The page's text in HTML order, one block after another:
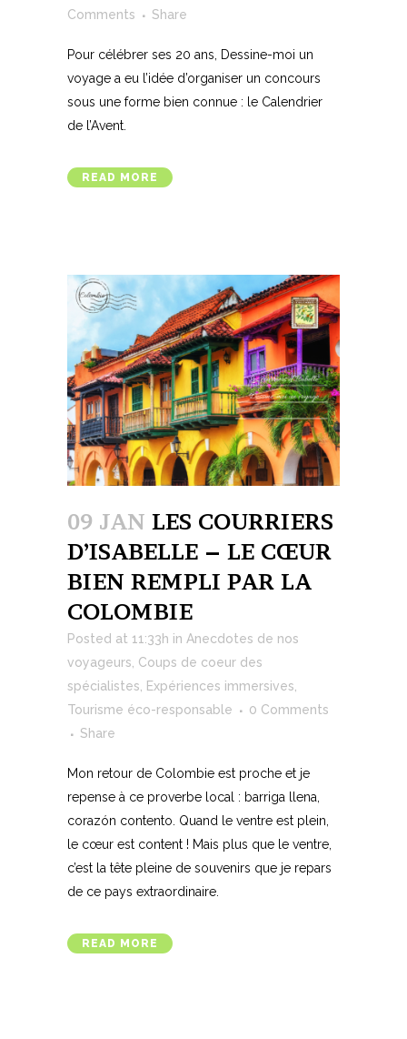
Comments
Share
Pour célébrer ses 20 ans, Dessine-moi un
voyage a eu l’idée d’organiser un concours
sous une forme bien connue : le Calendrier
de l’Avent.
READ MORE
09 JAN LES COURRIERS
D’ISABELLE – LE CŒUR
BIEN REMPLI PAR LA
COLOMBIE
Posted at 11:33h in Anecdotes de nos
voyageurs Coups de coeur des
spécialistes
Expériences immersives
Tourisme éco-responsable
0 Comments
Share
Mon retour de Colombie est proche et je
repense à ce proverbe local : barriga llena,
corazón contento. Quand le ventre est plein,
le cœur est content ! Mais plus que le ventre,
c’est la tête pleine de souvenirs que je repars
de ce pays extraordinaire.
READ MORE